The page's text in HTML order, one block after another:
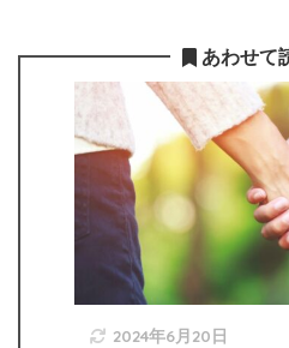
あわせて
2024年6月20日